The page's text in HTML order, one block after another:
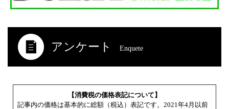
アンケート Enquete
【消費税の価格表記について】
記事内の価格は基本的に総額（税込）表記です。2021年4月以前